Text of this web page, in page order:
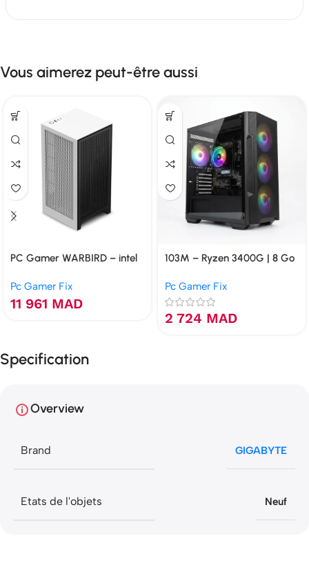
Vous aimerez peut-être aussi
PC Gamer WARBIRD – intel
6 Go | 512 Go NVMe
Pc Gamer Fix
11 961 MAD
103M – Ryzen 3400G | 8 Go
Pc Gamer Fix
2 724 MAD
Specification
Overview
Brand GIGABYTE
Etats de l'objets Neuf